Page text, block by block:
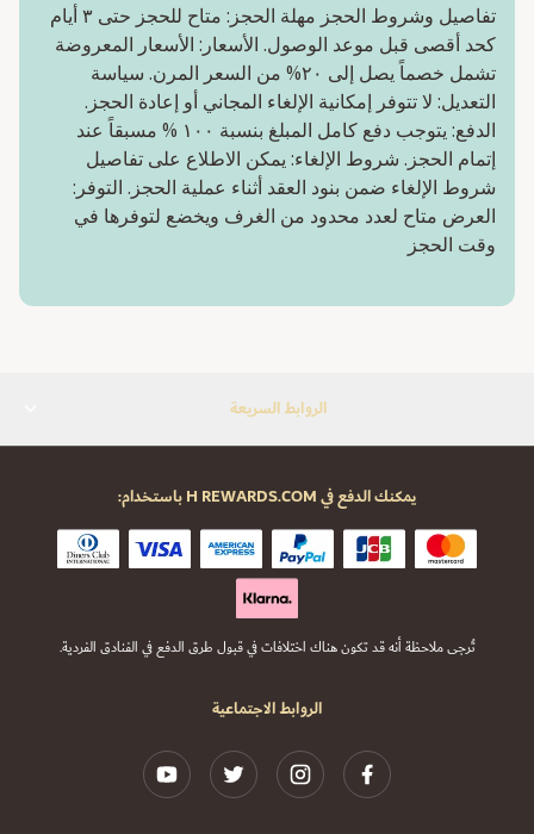
تفاصيل وشروط الحجز مهلة الحجز: متاح للحجز حتى ٣ أيام
كحد أقصى قبل موعد الوصول. الأسعار: الأسعار المعروضة
تشمل خصماً يصل إلى ٢٠% من السعر المرن. سياسة
التعديل: لا تتوفر إمكانية الإلغاء المجاني أو إعادة الحجز.
الدفع: يتوجب دفع كامل المبلغ بنسبة ١٠٠ % مسبقاً عند
إتمام الحجز. شروط الإلغاء: يمكن الاطلاع على تفاصيل
شروط الإلغاء ضمن بنود العقد أثناء عملية الحجز. التوفر:
العرض متاح لعدد محدود من الغرف ويخضع لتوفرها في
وقت الحجز
الروابط السريعة
الروابط الاجتماعية
يمكنك الدفع في H REWARDS.COM باستخدام:
تُرجى ملاحظة أنه قد تكون هناك اختلافات في قبول طرق الدفع في الفنادق الفردية.